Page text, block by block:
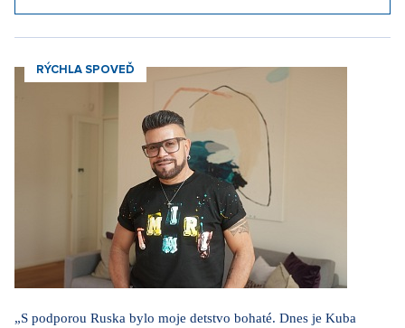
RÝCHLA SPOVEĎ
„S podporou Ruska bylo moje detstvo bohaté. Dnes je Kuba